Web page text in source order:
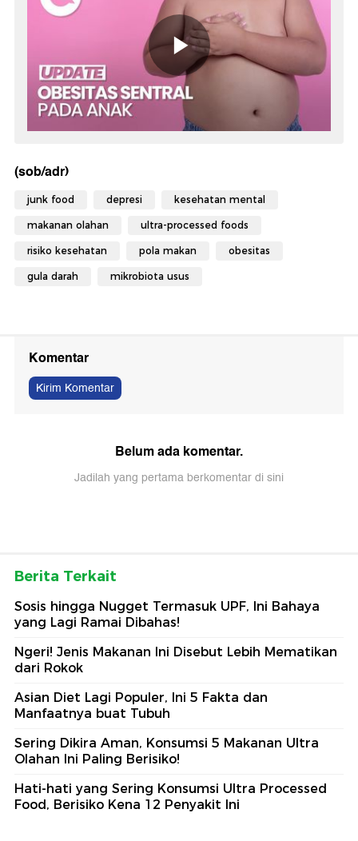
(sob/adr)
junk food depresi kesehatan mental
makanan olahan ultra-processed foods
risiko kesehatan pola makan obesitas
gula darah mikrobiota usus
Komentar
Kirim Komentar
Belum ada komentar.
Jadilah yang pertama berkomentar di sini
Berita Terkait
Sosis hingga Nugget Termasuk UPF, Ini Bahaya
yang Lagi Ramai Dibahas!
Ngeri! Jenis Makanan Ini Disebut Lebih Mematikan
dari Rokok
Asian Diet Lagi Populer, Ini 5 Fakta dan
Manfaatnya buat Tubuh
Sering Dikira Aman, Konsumsi 5 Makanan Ultra
Olahan Ini Paling Berisiko!
Hati-hati yang Sering Konsumsi Ultra Processed
Food, Berisiko Kena 12 Penyakit Ini